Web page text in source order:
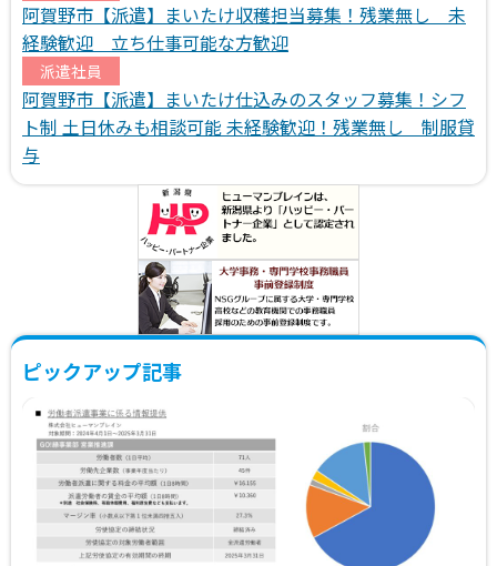
阿賀野市【派遣】まいたけ収穫担当募集！残業無し 未
経験歓迎 立ち仕事可能な方歓迎
派遣社員
阿賀野市【派遣】まいたけ仕込みのスタッフ募集！シフ
ト制 土日休みも相談可能 未経験歓迎！残業無し 制服貸
与
ピックアップ記事